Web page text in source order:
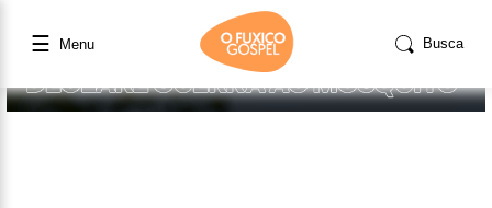
☰ Menu Busca